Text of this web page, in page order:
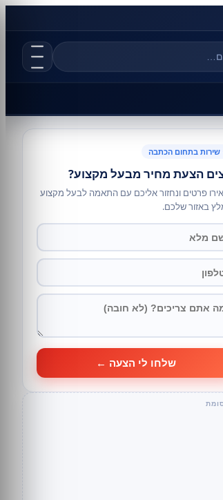
בתחום הכתבה
הצעת מחיר מבעל מקצוע?
פרטים ונחזור אליכם עם התאמה לבעל מקצוע
באזור שלכם.
שלחו לי הצעה ←